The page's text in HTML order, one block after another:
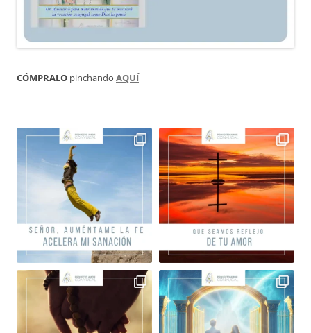
CÓMPRALO pinchando AQUÍ